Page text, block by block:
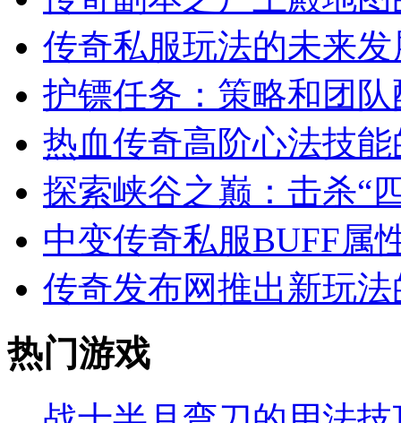
传奇私服玩法的未来
护镖任务：策略和团
热血传奇高阶心法技
探索峡谷之巅：击杀“
中变传奇私服BUFF属
传奇发布网推出新玩
热门游戏